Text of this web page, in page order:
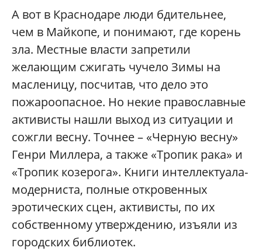
А вот в Краснодаре люди бдительнее,
чем в Майкопе, и понимают, где корень
зла. Местные власти запретили
желающим сжигать чучело Зимы на
масленицу, посчитав, что дело это
пожароопасное. Но некие православные
активисты нашли выход из ситуации и
сожгли весну. Точнее – «Черную весну»
Генри Миллера, а также «Тропик рака» и
«Тропик козерога». Книги интеллектуала-
модерниста, полные откровенных
эротических сцен, активисты, по их
собственному утверждению, изъяли из
городских библиотек.